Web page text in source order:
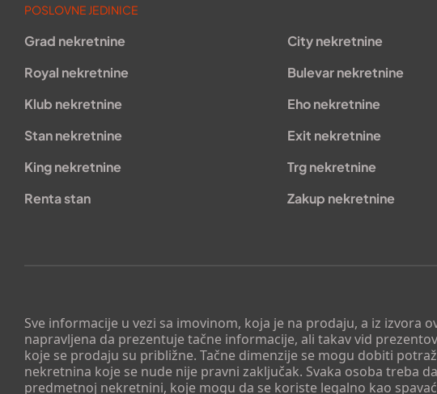
Sve informacije u vezi sa imovinom, koja je na prodaju, a iz
napravljena da prezentuje tačne informacije, ali takav vid
koje se prodaju su približne. Tačne dimenzije se mogu dobiti
nekretnina koje se nude nije pravni zaključak. Svaka osoba treba
predmetnoj nekretnini, koje mogu da se koriste legalno kao
POSLOVNE JEDINICE
Grad nekretnine City nekretnine
Royal nekretnine
Bulevar nekretnine
Klub nekretnine
Eho nekretnine
Stan nekretnine
Exit nekretnine
King nekretnine
Trg nekretnine
Renta stan
Zakup nekretnine